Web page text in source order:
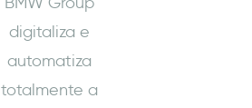
digitaliza e
automatiza
totalmente a